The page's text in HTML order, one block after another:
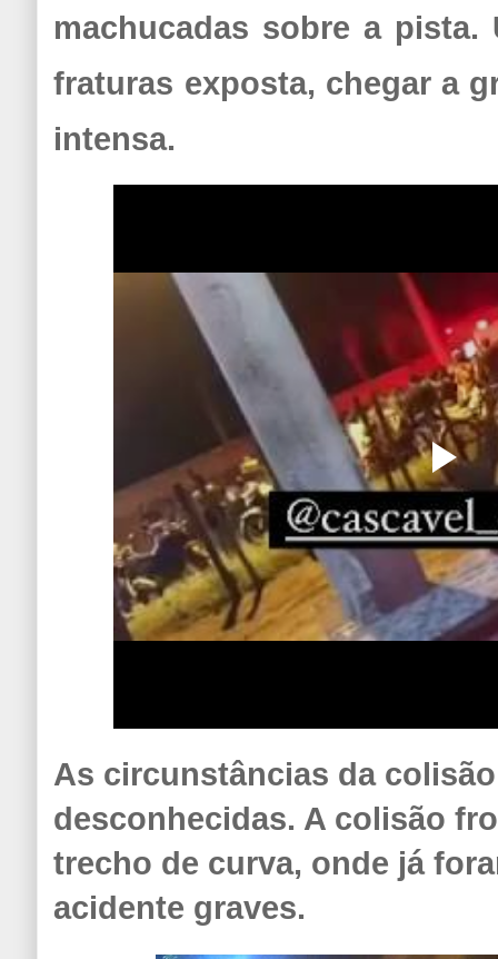
machucadas sobre a
fraturas exposta, chegar a
intensa.
As circunstâncias da
desconhecidas. A colisão
trecho de curva, onde já
acidente graves.